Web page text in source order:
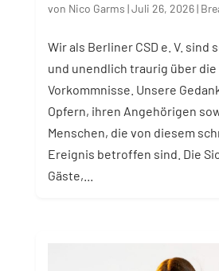
von Nico Garms |Juli 26, 2026|
Wir als Berliner CSD e. V. sind
und unendlich traurig über
Vorkommnisse. Unsere
Opfern, ihren Angehörigen
Menschen, die von diesem
Ereignis betroffen sind. Die
Gäste,...